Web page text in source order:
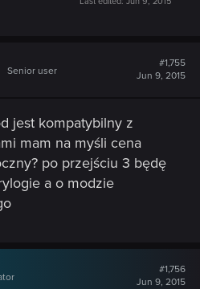
Senior user
#1,755
Jun 9, 2015
jest kompatybilny z
mam na myśli cena
po przejściu 3 będę
a o modzie
#1,756
Jun 9, 2015